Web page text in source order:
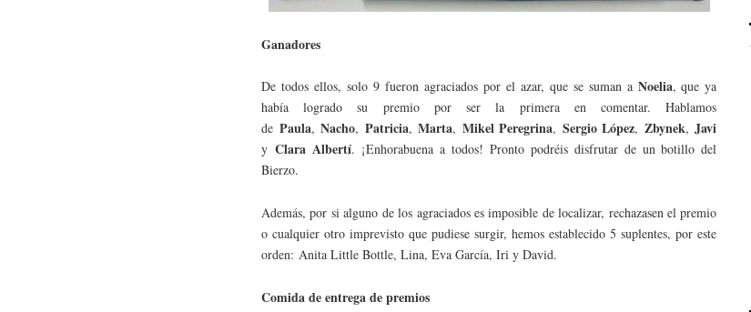
Ganadores
De todos ellos, solo 9 fueron agraciados por el azar, que se suman a Noelia, que ya
había logrado su premio por ser la primera en comentar. Hablamos
de Paula,Nacho, Patricia,Marta, Mikel Peregrina, Sergio López, Zbynek,Javi
y Clara Albertí. ¡Enhorabuena a todos! Pronto podréis disfrutar de un botillo del
Bierzo.
Además, por si alguno de los agraciados es imposible de localizar, rechazasen el premio
o cualquier otro imprevisto que pudiese surgir, hemos establecido 5 suplentes, por este
orden: Anita Little Bottle, Lina, Eva García, Iri y David.
Comida de entrega de premios